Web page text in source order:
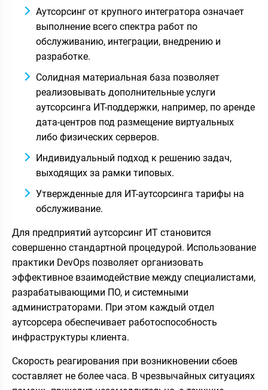
Аутсорсинг от крупного интегратора означает
выполнение всего спектра работ по
обслуживанию, интеграции, внедрению и
разработке.
Солидная материальная база позволяет
реализовывать дополнительные услуги
аутсорсинга ИТ-поддержки, например, по аренде
дата-центров под размещение виртуальных
либо физических серверов.
Индивидуальный подход к решению задач,
выходящих за рамки типовых.
Утвержденные для ИТ-аутсорсинга тарифы на
обслуживание.
Для предприятий аутсорсинг ИТ становится
совершенно стандартной процедурой. Использование
практики DevOps позволяет организовать
эффективное взаимодействие между специалистами,
разрабатывающими ПО, и системными
администраторами. При этом каждый отдел
аутсорсера обеспечивает работоспособность
инфраструктуры клиента.
Скорость реагирования при возникновении сбоев
составляет не более часа. В чрезвычайных ситуациях